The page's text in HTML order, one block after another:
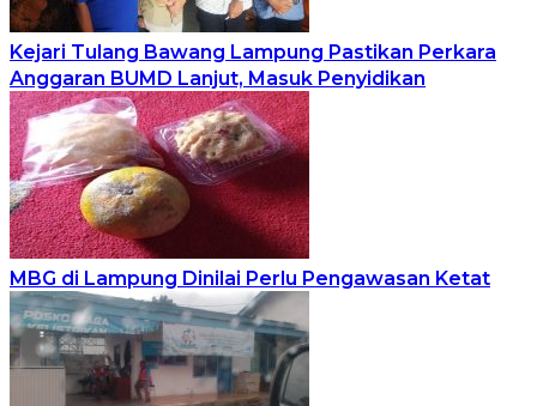
Kejari Tulang Bawang Lampung Pastikan Perkara
Anggaran BUMD Lanjut, Masuk Penyidikan
MBG di Lampung Dinilai Perlu Pengawasan Ketat